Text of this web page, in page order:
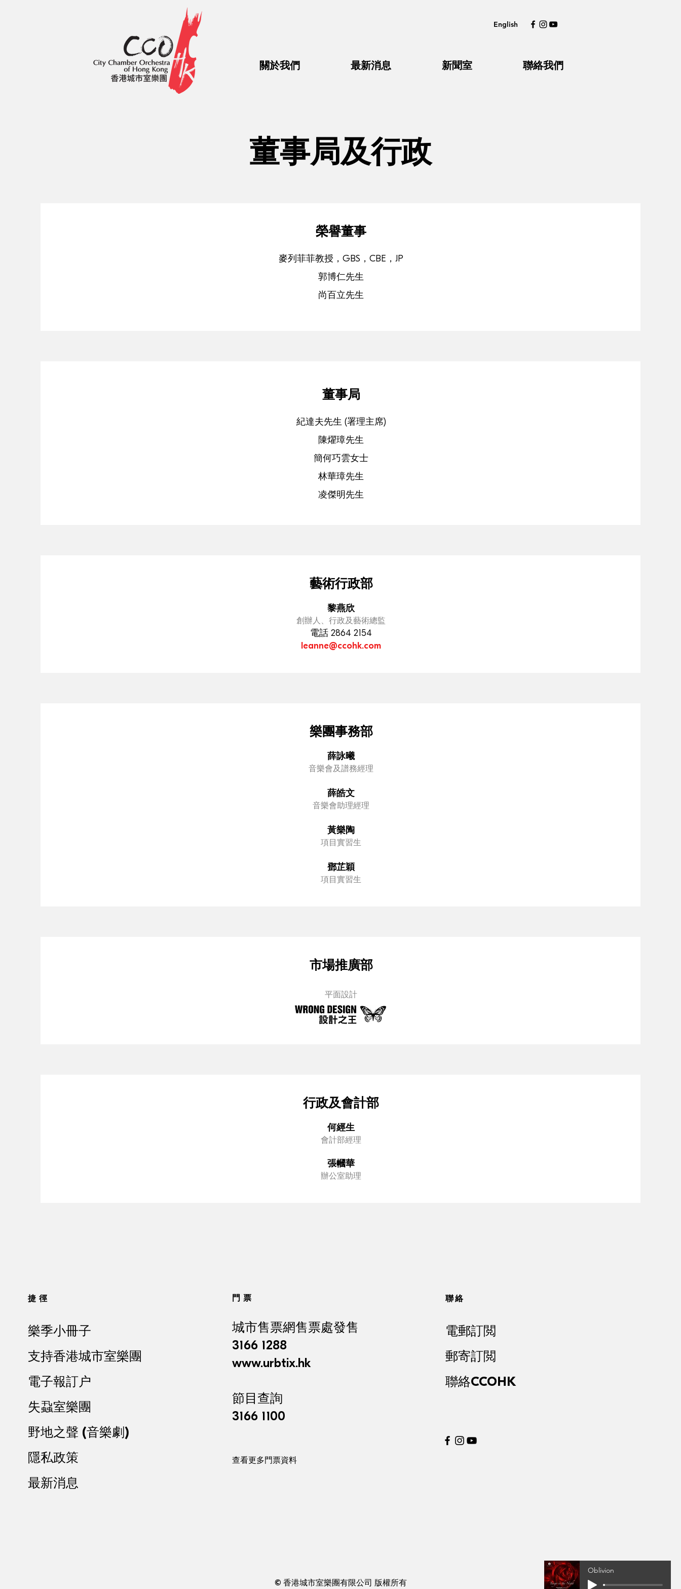
English
關於我們 最新消息 新聞室 聯絡我們
董事局及行政
榮譽董事
麥列菲菲教授，GBS，CBE，JP
郭博仁先生
尚百立先生
董事局
紀達夫先生 (署理主席)
陳燿璋先生
簡何巧雲女士
林華璋先生
凌傑明先生
藝術行政部
黎燕欣
創辦人、行政及藝術總監
電話 2864 2154
leanne@ccohk.com
樂團事務部
薛詠曦
音樂會及譜務經理
薛皓文
音樂會助理經理
黃樂陶
項目實習生
鄧芷穎
項目實習生
市場推廣部
平面設計
行政及會計部
何經生
會計部經理
張幗華
辦公室助理
Oblivion
捷徑
樂季小冊子
支持香港城市室樂團
電子報訂户
失蝨室樂團
野地之聲 (音樂劇)
隱私政策
最新消息
門票
城市售票網售票處發售
3166 1288
www.urbtix.hk
節目查詢
3166 1100
查看更多門票資料
聯絡
電郵訂閲
郵寄訂閲
聯絡CCOHK
© 香港城市室樂團有限公司 版權所有